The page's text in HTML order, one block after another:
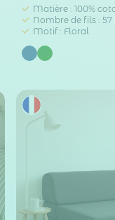
Matière : 100%
Nombre de fils : 57
Motif : Floral